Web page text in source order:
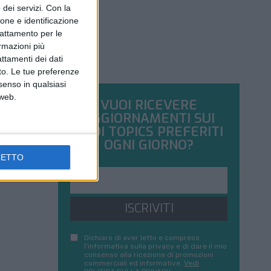
servizi. Con la
e identificazione
per le
più
dei dati
Le tue preferenze
in qualsiasi
VUOI RICEVERE
AGGIORNAMENTI SUI
TUOI TOPICS PREFERITI
OGNI GIORNO?
ISCRIVITI
Dichiaro di aver letto e compreso
l'informativa sulla privacy e di dare il mio
consenso alla ricezione di promozioni
commerciali ed informative. Vedi